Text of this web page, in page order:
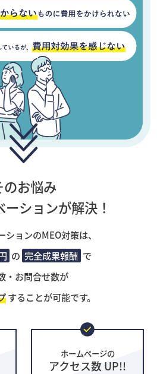
のお悩み
ーションが解決！
ションのMEO対策は、
の 完全成果報酬 で
・お問合せ数が
することが可能です。
ホームページの
アクセス数 UP!!